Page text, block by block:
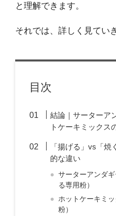
と理解できます。
それでは、詳しく見てい
目次
結論｜サーターア
トケーキミックス
「揚げる」vs「
的な違い
サーターアンダ
る専用粉）
ホットケーキミ
粉）